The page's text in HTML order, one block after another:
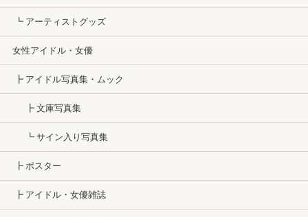
┗ アーティストグッズ
女性アイドル・女優
┣ アイドル写真集・ムック
┣ 文庫写真集
┗ サイン入り写真集
┣ ポスター
┣ アイドル・女優雑誌